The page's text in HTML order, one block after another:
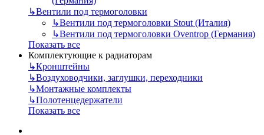
↳Вентили под термоголовки
↳Вентили под термоголовки Stout (Италия)
↳Вентили под термоголовки Oventrop (Германия)
Показать все
Комплектующие к радиаторам
↳Кронштейны
↳Воздуховодчики, заглушки, переходники
↳Монтажные комплекты
↳Полотенцедержатели
Показать все